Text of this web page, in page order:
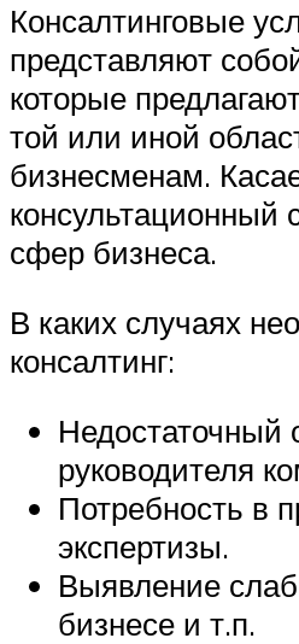
Консалтинговые
представляют
которые
той или иной
бизнесменам.
консультационный
сфер бизнеса.
В каких случаях
консалтинг:
Недостаточный
руководителя
Потребность в
экспертизы.
Выявление
бизнесе и т.п.